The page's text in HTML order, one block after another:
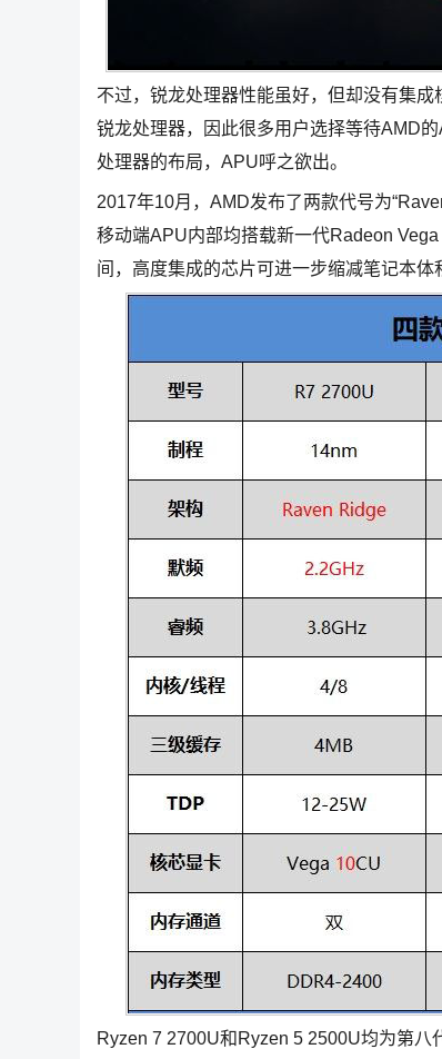
不过，锐龙处理器性能虽好，但却没有集
锐龙处理器，因此很多用户选择等待AMD
处理器的布局，APU呼之欲出。
2017年10月，AMD发布了两款代号为
移动端APU内部均搭载新一代Radeon
间，高度集成的芯片可进一步缩减笔记本体
Ryzen 7 2700U和Ryzen 5 2500U均为第